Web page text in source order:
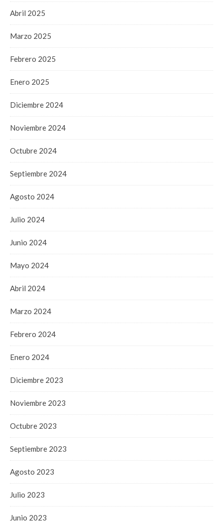
Abril 2025
Marzo 2025
Febrero 2025
Enero 2025
Diciembre 2024
Noviembre 2024
Octubre 2024
Septiembre 2024
Agosto 2024
Julio 2024
Junio 2024
Mayo 2024
Abril 2024
Marzo 2024
Febrero 2024
Enero 2024
Diciembre 2023
Noviembre 2023
Octubre 2023
Septiembre 2023
Agosto 2023
Julio 2023
Junio 2023